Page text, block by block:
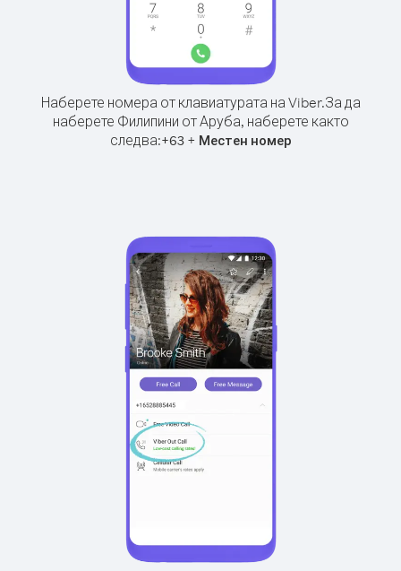
Наберете номера от клавиатурата на Viber.За да
наберете Филипини от Аруба, наберете както
следва:+63+ Местен номер